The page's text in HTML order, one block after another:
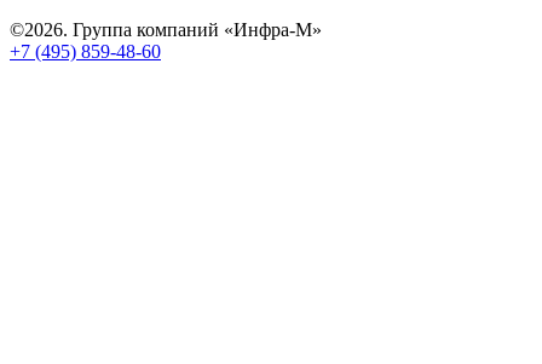
©2026. Группа компаний «Инфра-М»
+7 (495) 859-48-60